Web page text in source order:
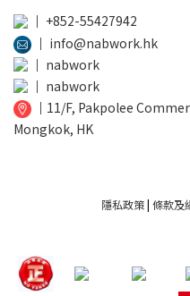
│ +852-55427942
│ info@nabwork.hk
│ nabwork
│ nabwork
│ 11/F, Pakpolee
Mongkok, HK
隱私政策| 條款及